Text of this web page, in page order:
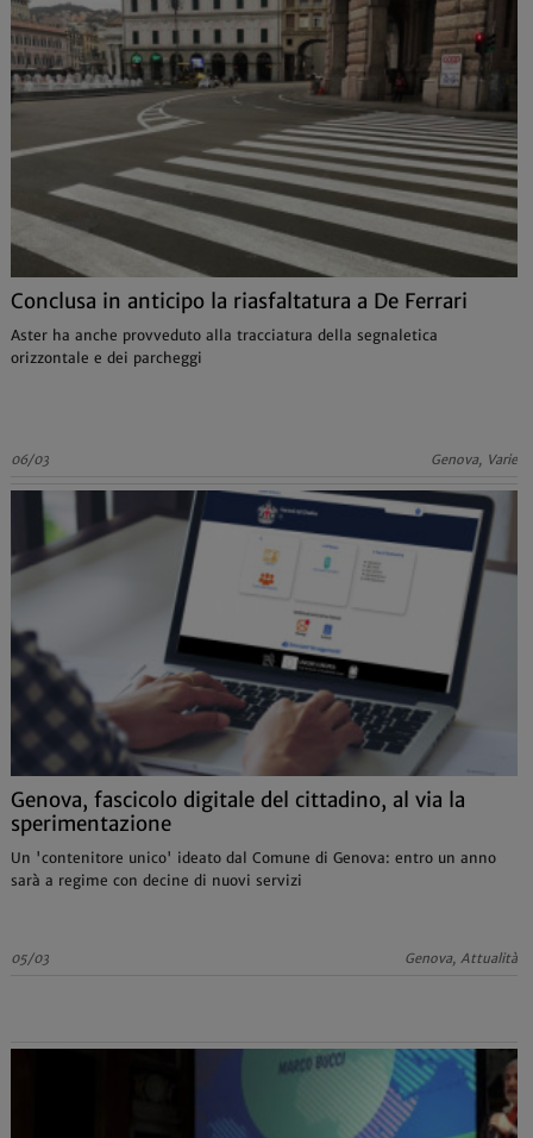
Conclusa in anticipo la riasfaltatura a De Ferrari
Aster ha anche provveduto alla tracciatura della segnaletica
orizzontale e dei parcheggi
06/03 Genova, Varie
Genova, fascicolo digitale del cittadino, al via la
sperimentazione
Un 'contenitore unico' ideato dal Comune di Genova: entro un anno
sarà a regime con decine di nuovi servizi
05/03 Genova, Attualità